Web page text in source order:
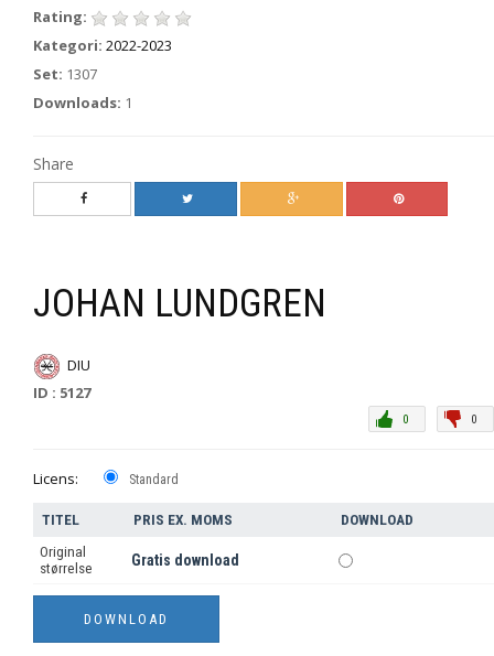
Rating:
Kategori: 2022-2023
Set: 1307
Downloads: 1
Share
JOHAN LUNDGREN
DIU
ID : 5127
0
0
Licens: Standard
TITEL PRIS EX. MOMS
DOWNLOAD
Original
størrelse
Gratis download